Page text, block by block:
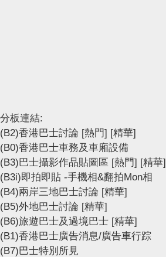
分板連結:
(B2)香港巴士討論 [熱門] [精華]
(B0)香港巴士車務及車廂設備
(B3)巴士攝影作品貼圖區 [熱門] [精華]
(B3i)即拍即貼 -手機相&翻拍Mon相
(B4)兩岸三地巴士討論 [精華]
(B5)外地巴士討論 [精華]
(B6)旅遊巴士及過境巴士 [精華]
(B1)香港巴士廣告消息/廣告車行踪
(B7)巴士特別所見